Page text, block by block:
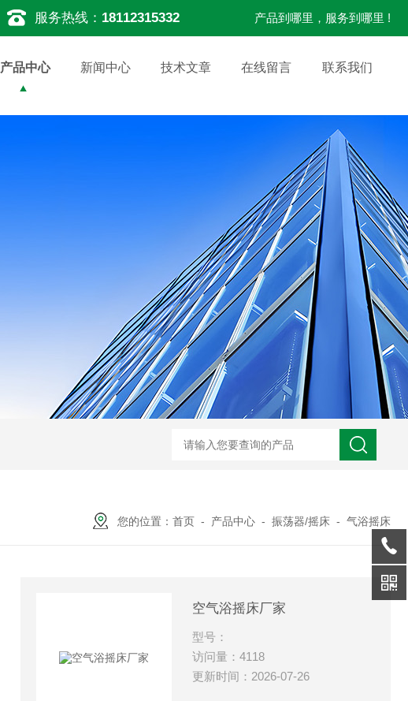
服务热线： 18112315332 产品到哪里，服务到哪里 !
产品中心 新闻中心 技术文章 在线留言 联系我们
您的位置： 首页 - 产品中心 - 振荡器/摇床 - 气浴摇床
空气浴摇床厂家
型号：
访问量：4118
更新时间：2026-07-26